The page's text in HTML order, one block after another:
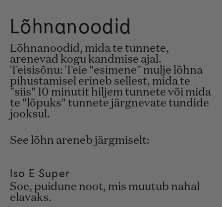
Lõhnanoodid
Lõhnanoodid, mida te tunnete,
arenevad kogu kandmise ajal.
Teisisõnu: Teie "esimene" mulje lõhna
pihustamisel erineb sellest, mida te
"siis" 10 minutit hiljem tunnete või mida
te "lõpuks" tunnete järgnevate tundide
jooksul.
See lõhn areneb järgmiselt:
Iso E Super
Soe, puidune noot, mis muutub nahal
elavaks.